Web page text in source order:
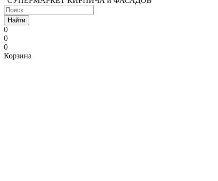
Найти
0
0
0
Корзина